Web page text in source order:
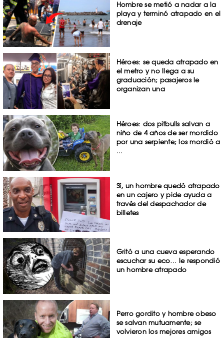
Hombre se metió a nadar a la
playa y terminó atrapado en el
drenaje
Héroes: se queda atrapado en
el metro y no llega a su
graduación; pasajeros le
organizan una
Héroes: dos pitbulls salvan a
niño de 4 años de ser mordido
por una serpiente; los mordió a
...
Sí, un hombre quedó atrapado
en un cajero y pide ayuda a
través del despachador de
billetes
Gritó a una cueva esperando
escuchar su eco… le respondió
un hombre atrapado
Perro gordito y hombre obeso
se salvan mutuamente; se
volvieron los mejores amigos